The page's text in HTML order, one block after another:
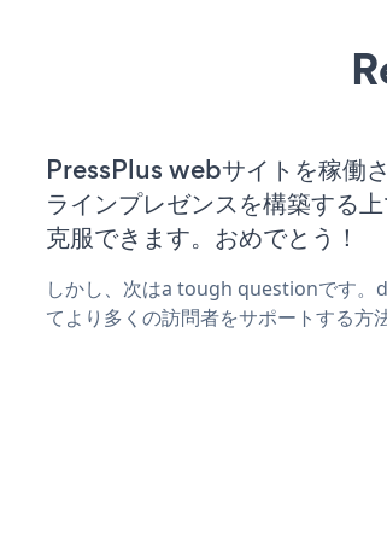
PressPlus webサイトを稼働
ラインプレゼンスを構築する
克服できます。おめでとう！
しかし、次はa tough questionです
てより多くの訪問者をサポートする方